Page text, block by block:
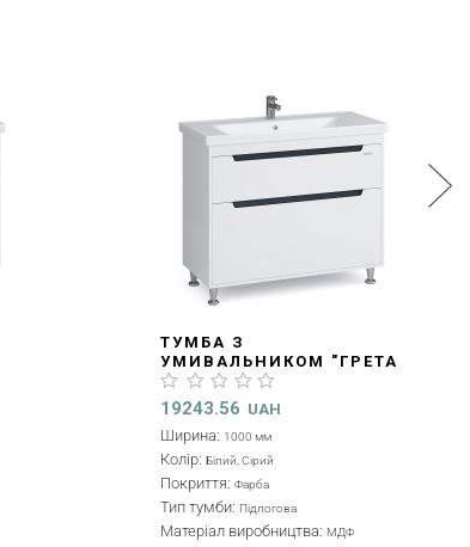
-20%
ТУМБА З
УМИВАЛЬНИКОМ
"АЛЕССА QTAP" 70 СМ,
БІЛА (MV0000868)
11359.2 UAH
Ширина:700 мм
Колір:Білий
Покриття:Фарба
Тип тумби:Підлогова
Матеріал виробництва:МДФ